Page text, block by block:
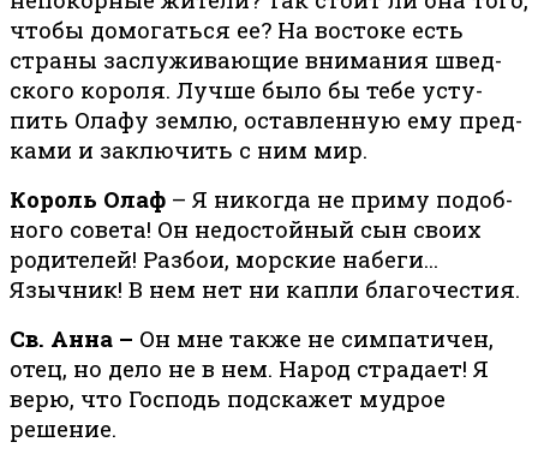
чтобы до­мо­гать­ся ее? На во­сто­ке есть
стра­ны за­слу­жи­ва­ю­щие вни­ма­ния швед­
ско­го ко­ро­ля. Луч­ше бы­ло бы те­бе усту­
пить Ола­фу зем­лю, остав­лен­ную ему пред­
ка­ми и за­клю­чить с ним мир.
Король Олаф – Я ни­ко­гда не при­му по­доб­
но­го со­ве­та! Он недостойный сын своих
родителей! Разбои, морские набеги...
Язычник! В нем нет ни капли благочестия.
Св. Анна – Он мне также не симпатичен,
отец, но дело не в нем. Народ страдает! Я
верю, что Господь подскажет мудрое
решение.